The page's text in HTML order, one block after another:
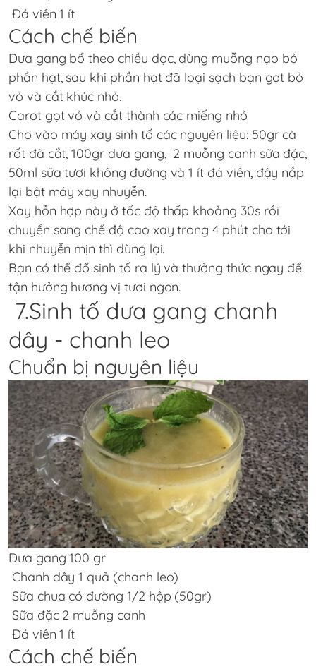
Đá viên 1 ít
Cách chế biến
Dưa gang bổ theo chiều dọc, dùng muỗng nạo bỏ
phần hạt, sau khi phần hạt đã loại sạch bạn gọt bỏ
vỏ và cắt khúc nhỏ.
Carot gọt vỏ và cắt thành các miếng nhỏ
Cho vào máy xay sinh tố các nguyên liệu: 50gr cà
rốt đã cắt, 100gr dưa gang, 2 muỗng canh sữa đặc,
50ml sữa tươi không đường và 1 ít đá viên, đậy nắp
lại bật máy xay nhuyễn.
Xay hỗn hợp này ở tốc độ thấp khoảng 30s rồi
chuyển sang chế độ cao xay trong 4 phút cho tới
khi nhuyễn mịn thì dùng lại.
Bạn có thể đổ sinh tố ra lý và thưởng thức ngay để
tận hưởng hương vị tươi ngon.
7.Sinh tố dưa gang chanh
dây - chanh leo
Chuẩn bị nguyên liệu
Dưa gang 100 gr
Chanh dây 1 quả (chanh leo)
Sữa chua có đường 1/2 hộp (50gr)
Sữa đặc 2 muỗng canh
Đá viên 1 ít
Cách chế biến